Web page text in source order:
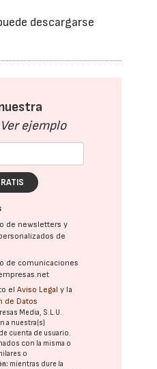
descargarse
Ver ejemplo
de newsletters y
de
de comunicaciones
elAviso Legal y la
de Datos
Media, S.L.U.
a nuestra(s)
cuenta de usuario.
con la misma o
o
mientras dure la